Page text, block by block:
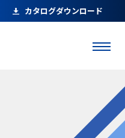
カタログダウンロード